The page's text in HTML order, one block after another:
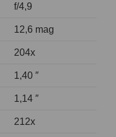
f/4,9
12,6 mag
204x
1,40 ″
1,14 ″
212x